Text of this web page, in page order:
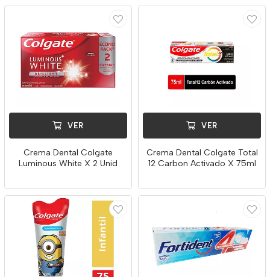
VER
Crema Dental Colgate
Luminous White X 2 Unid
VER
Crema Dental Colgate Total
12 Carbon Activado X 75ml